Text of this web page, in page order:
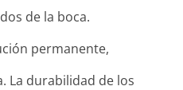
de la boca.
permanente,
La durabilidad de los